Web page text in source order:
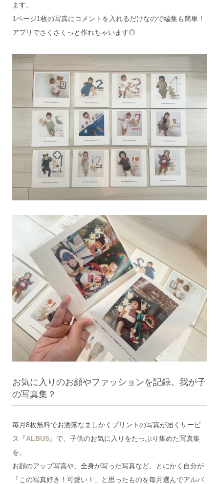
ます。
1ページ1枚の写真にコメントを入れるだけなので編集も簡単！
アプリでさくさくっと作れちゃいます◎
お気に入りのお顔やファッションを記録。我が子
の写真集？
毎月8枚無料でお洒落なましかくプリントの写真が届くサービ
ス『ALBUS』で、子供のお気に入りをたっぷり集めた写真集
を。
お顔のアップ写真や、全身が写った写真など、とにかく自分が
「この写真好き！可愛い！」と思ったものを毎月選んでアルバ